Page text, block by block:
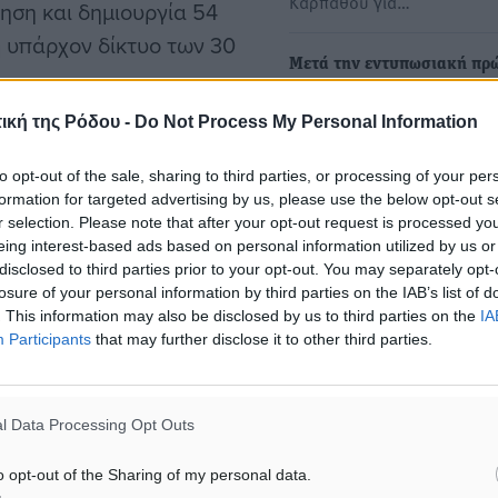
της Ρόδου - Do Not Process My Personal Information
opt-out of the sale, sharing to third parties, or processing of your
for targeted advertising by us, please use the below opt-out
selection. Please note that after your opt-out request is processed
interest-based ads based on personal information utilized by us
to third parties prior to your opt-out. You may separately
of your personal information by third parties on the IAB’s list of
This information may also be disclosed by us to third parties on the
Participants that may further disclose it to other third parties.
Data Processing Opt Outs
opt-out of the Sharing of my personal data.
και δημιουργία 54
δίκτυο των 30
σημαντικά
θέσεις εργασίας και
θα συμβάλουν στη
επιτρέψουν τη
μια μοναδική
Μετά την εντυπωσιακή
Hellenic Seaplanes ανοίγει
Το υδροπλάνο της Hellenic
Seaplanes
ακρίβεια στον λιμένα της
Παρθενική πτήση με
Hellenic Seaplanes S.A.
για την πραγματοποίηση
πρώτων παρθενικών